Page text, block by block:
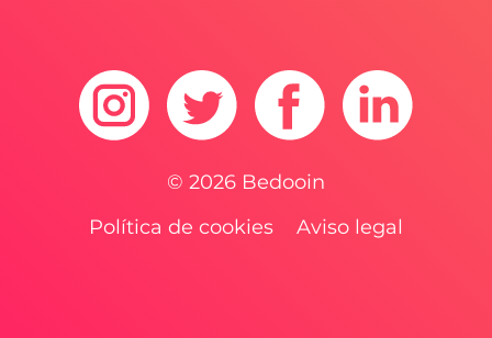
© 2026 Bedooin
Política de cookies
Aviso legal